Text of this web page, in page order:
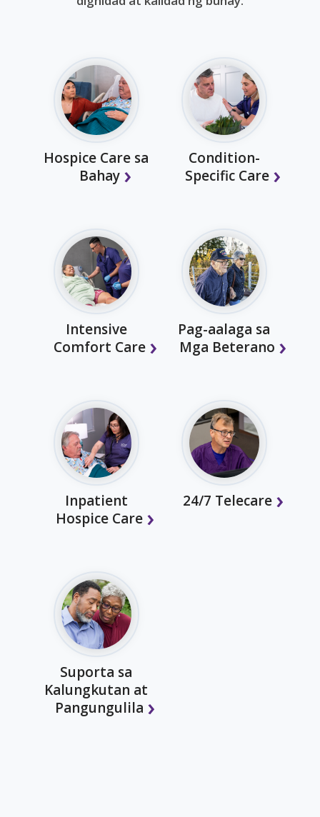
Hospice Care sa
Bahay
Condition-
Specific Care
Intensive
Comfort Care
Pag-aalaga sa
Mga Beterano
Inpatient
Hospice Care
24/7 Telecare
Suporta sa
Kalungkutan at
Pangungulila